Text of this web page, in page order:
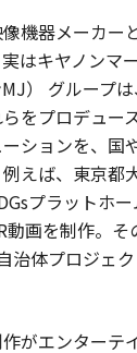
機器メーカー
はキヤノンマ
） グループ
をプロデュー
ションを、国
えば、東京都
プラットホ
動画を制作。
治体プロジェ
がエンターテ